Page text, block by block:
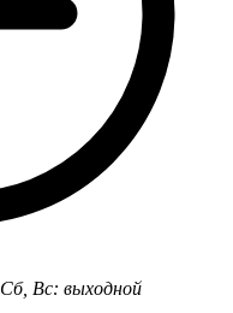
Сб, Вс: выходной